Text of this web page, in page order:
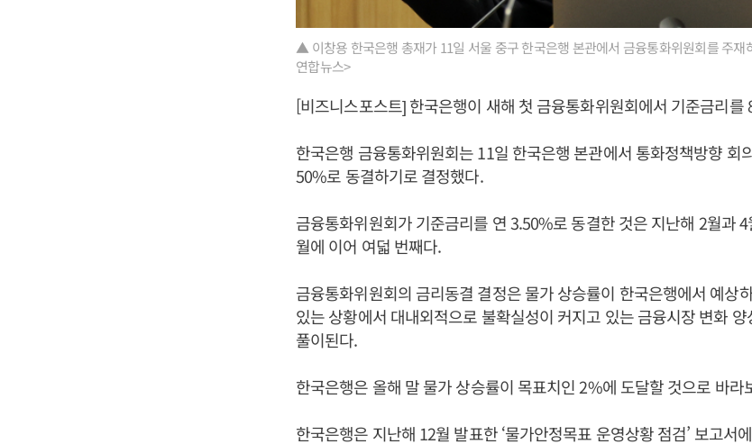
▲ 이창용 한국은행 총재가 11일 서울 중구 한국은행 본관에서 금융통화위원회를 주재
연합뉴스>
[비즈니스포스트] 한국은행이 새해 첫 금융통화위원회에서 기준금리를
한국은행 금융통화위원회는 11일 한국은행 본관에서 통화정책방향 회
50%로 동결하기로 결정했다.
금융통화위원회가 기준금리를 연 3.50%로 동결한 것은 지난해 2월과
월에 이어 여덟 번째다.
금융통화위원회의 금리동결 결정은 물가 상승률이 한국은행에서 예상
있는 상황에서 대내외적으로 불확실성이 커지고 있는 금융시장 변화
풀이된다.
한국은행은 올해 말 물가 상승률이 목표치인 2%에 도달할 것으로 바라
한국은행은 지난해 12월 발표한 ‘물가안정목표 운영상황 점검’ 보고서